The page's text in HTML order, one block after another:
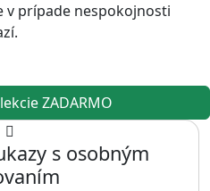
v prípade nespokojnosti
ZADARMO
s osobným